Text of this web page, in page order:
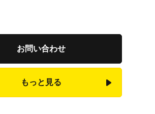
お問い合わせ
もっと見る